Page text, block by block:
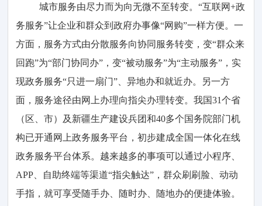
城市服务由尽力而为向无微不至转变。“互联网+政
务服务”让企业和群众到政府办事像“网购”一样方便。一
方面，服务方式由分散服务向协同服务转变，变“群众来
回跑”为“部门协同办”，变“被动服务”为“主动服务”，实
现政务服务“只进一扇门”、异地办和就近办。另一方
面，服务途径由网上办理向指尖办理转变。我国31个省
（区、市）及新疆生产建设兵团和40多个国务院部门机
构已开通网上政务服务平台，初步建成全国一体化在线
政务服务平台体系。越来越多的事项可以通过小程序、
APP、自助终端等渠道“指尖触达”，群众刷刷脸、动动
手指，就可享受随手办、随时办、随地办的便捷体验。